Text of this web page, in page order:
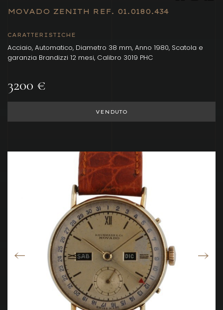
MOVADO ZENITH REF. 01.0180.434
CARATTERISTICHE
Acciaio, Automatico, Diametro 38 mm, Anno 1980, Scatola e
garanzia Brandizzi 12 mesi, Calibro 3019 PHC
3200 €
VENDUTO